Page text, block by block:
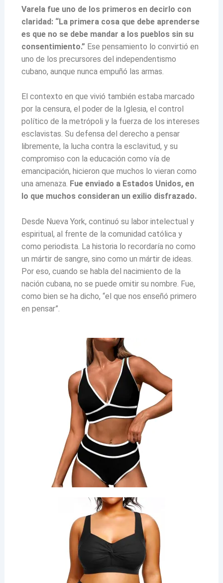
Varela fue uno de los primeros en decirlo con
claridad: “La primera cosa que debe aprenderse
es que no se debe mandar a los pueblos sin su
consentimiento.” Ese pensamiento lo convirtió en
uno de los precursores del independentismo
cubano, aunque nunca empuñó las armas.
El contexto en que vivió también estaba marcado
por la censura, el poder de la Iglesia, el control
político de la metrópoli y la fuerza de los intereses
esclavistas. Su defensa del derecho a pensar
libremente, la lucha contra la esclavitud, y su
compromiso con la educación como vía de
emancipación, hicieron que muchos lo vieran como
una amenaza. Fue enviado a Estados Unidos, en
lo que muchos consideran un exilio disfrazado.
Desde Nueva York, continuó su labor intelectual y
espiritual, al frente de la comunidad católica y
como periodista. La historia lo recordaría no como
un mártir de sangre, sino como un mártir de ideas.
Por eso, cuando se habla del nacimiento de la
nación cubana, no se puede omitir su nombre. Fue,
como bien se ha dicho, “el que nos enseñó primero
en pensar”.